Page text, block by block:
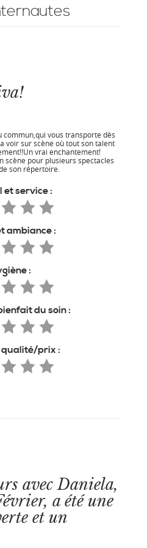
commun,qui vous transporte dès
voir sur scène où tout son talent
vrai enchantement!
scène pour plusieurs spectacles
son répertoire.
et service :
ambiance :
:
du soin :
prix :
avec Daniela,
a été une
et un